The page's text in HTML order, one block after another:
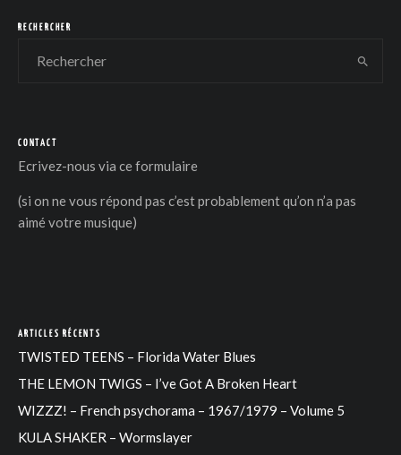
RECHERCHER
CONTACT
Ecrivez-nous via ce formulaire
(si on ne vous répond pas c’est probablement qu’on n’a pas
aimé votre musique)
ARTICLES RÉCENTS
TWISTED TEENS – Florida Water Blues
THE LEMON TWIGS – I’ve Got A Broken Heart
WIZZZ! – French psychorama – 1967/1979 – Volume 5
KULA SHAKER – Wormslayer